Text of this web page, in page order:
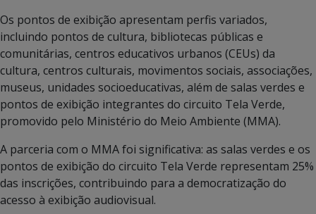
Os pontos de exibição apresentam perfis variados,
incluindo pontos de cultura, bibliotecas públicas e
comunitárias, centros educativos urbanos (CEUs) da
cultura, centros culturais, movimentos sociais, associações,
museus, unidades socioeducativas, além de salas verdes e
pontos de exibição integrantes do circuito Tela Verde,
promovido pelo Ministério do Meio Ambiente (MMA).
A parceria com o MMA foi significativa: as salas verdes e os
pontos de exibição do circuito Tela Verde representam 25%
das inscrições, contribuindo para a democratização do
acesso à exibição audiovisual.